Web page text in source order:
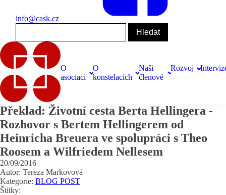
info@cask.cz
O
asociaci
O
konstelacích
Naši
členové
Rozvoj
Překlad: Životní cesta Berta Hellingera -
Rozhovor s Bertem Hellingerem od
Heinricha Breuera ve spolupráci s Theo
Roosem a Wilfriedem Nellesem
20/09/2016
Autor: Tereza Markovová
Kategorie: BLOG POST
Štítky: